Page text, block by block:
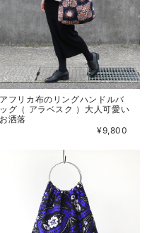
アフリカ布のリングハンドルバ
ッグ（ アラベスク ）大人可愛い
お洒落
¥9,800